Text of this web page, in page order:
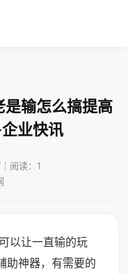
输怎么搞提高
业快讯
阅读：1
以让一直输的玩
助神器，有需要的